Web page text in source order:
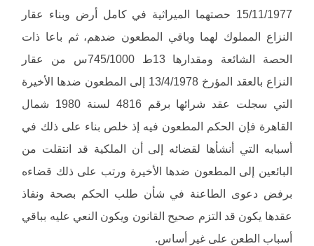
15/11/1977 حصتهما الميراثية في كامل أرض وبناء عقار
النزاع المملوك لهما وباقي المطعون ضدهم، ثم باعا ذات
الحصة الشائعة ومقدارها 13ط 745/1000س من عقار
النزاع بالعقد المؤرخ 13/4/1978 إلى المطعون ضدها الأخيرة
التي سجلت عقد شرائها برقم 4816 لسنة 1980 شمال
القاهرة فإن الحكم المطعون فيه إذ خلص بناء على ذلك في
أسبابه التي أنشأها لقضائه إلى أن الملكية قد انتقلت من
البائعين إلى المطعون ضدها الأخيرة ورتب على ذلك قضاءه
برفض دعوى الطاعنة في شأن طلب الحكم بصحة ونفاذ
عقدها يكون قد التزم صحيح القانون ويكون النعي عليه بباقي
أسباب الطعن على غير أساس.